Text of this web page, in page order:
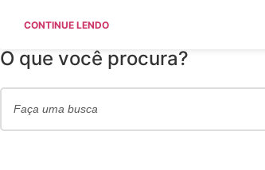
CONTINUE LENDO
O que você procura?